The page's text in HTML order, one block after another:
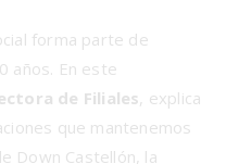
forma parte de
años. En este
de Filiales , explica
que mantenemos
Down Castellón, la